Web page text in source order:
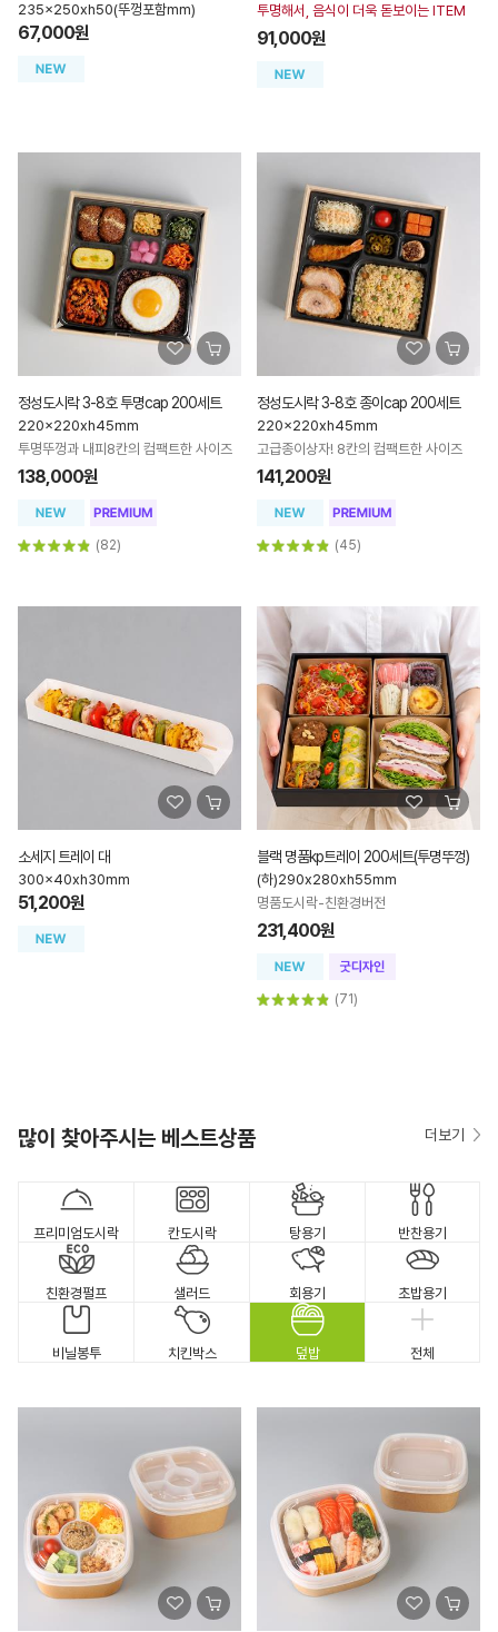
235x250xh50(뚜껑포함mm)
67,000원
투명해서, 음식이 더욱 돋보이는 ITEM
91,000원
정성도시락 3-8호 투명cap 200세트
220x220xh45mm
투명뚜껑과 내피8칸의 컴팩트한 사이즈
138,000원
(82)
정성도시락 3-8호 종이cap 200세트
220x220xh45mm
고급종이상자! 8칸의 컴팩트한 사이즈
141,200원
(45)
소세지 트레이 대
300x40xh30mm
51,200원
블랙 명품kp트레이 200세트(투명뚜껑)
(하)290x280xh55mm
명품도시락-친환경버전
231,400원
(71)
많이 찾아주시는 베스트상품 더보기
프리미엄도시락 칸도시락 탕용기 반찬용기
친환경펄프 샐러드 회용기 초밥용기
비닐봉투 치킨박스 덮밥 전체